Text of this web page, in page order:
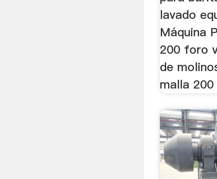
lavado
Máquina
200 foro
de
malla